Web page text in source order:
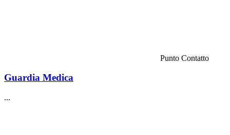
Punto Contatto
Guardia Medica
...